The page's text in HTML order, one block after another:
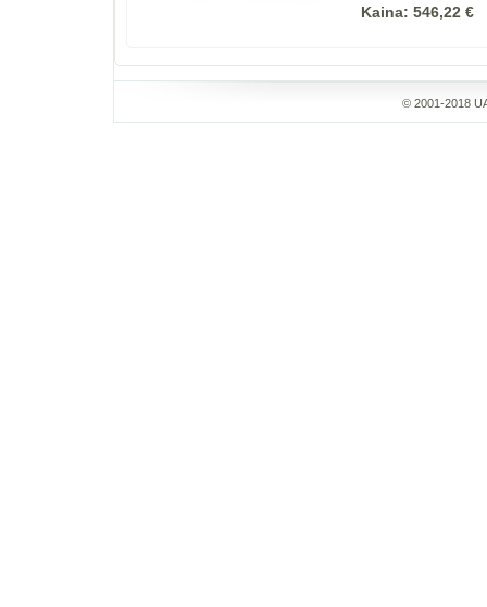
Kaina: 546,22 €
© 2001-2018